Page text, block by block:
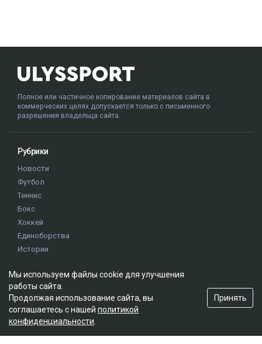
Полное или частичное копирование материалов сайта в
коммерческих целях допускается только с письменного
разрешения владельца сайта.
Рубрики
Новости
Футбол
Теннис
Бокс
Хоккей
Единоборства
Истории
Редакция
О проекте
Правила сайта
Мы используем файлы cookie для улучшения
работы сайта.
Продолжая использование сайта, вы
соглашаетесь с нашей политикой
конфиденциальности
Принять